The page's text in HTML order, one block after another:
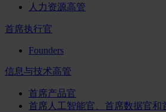
人力资源高管
首席执行官
Founders
信息与技术高管
首席产品官
首席人工智能官、首席数据官和